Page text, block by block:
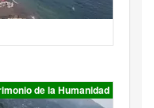
de la Humanidad